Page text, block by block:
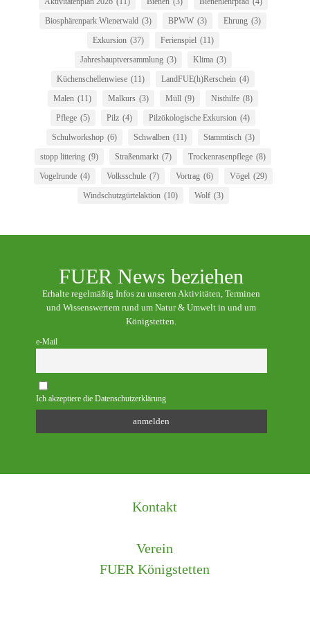
Biosphärenpark Wienerwald (3) BPWW (3) Ehrung (3)
Exkursion (37) Ferienspiel (11)
Jahreshauptversammlung (3) Klima (3)
Küchenschellenwiese (11) LandFUE(h)Rerschein (4)
Malen (11) Malkurs (3) Müll (9) Nisthilfe (8)
Pflege (5) Pilz (4) Pilzökologische Exkursion (4)
Schulworkshop (6) Schwalben (11) Stammtisch (3)
stopp littering (9) Straßenmarkt (7) Trockenrasenpflege (8)
Vogelrunde (4) Volksschule (7) Vortrag (6) Vögel (29)
Windschutzgürtelaktion (10) Wolf (3)
FUER News beziehen
Erhalte regelmäßig Infos zu unseren Aktivitäten, Terminen
und Wissenswertem rund um Natur & Umwelt in und um
Königstetten.
e-Mail
Ich akzeptiere die Datenschutzerklärung
Kontakt
Verein
FUER Königstetten